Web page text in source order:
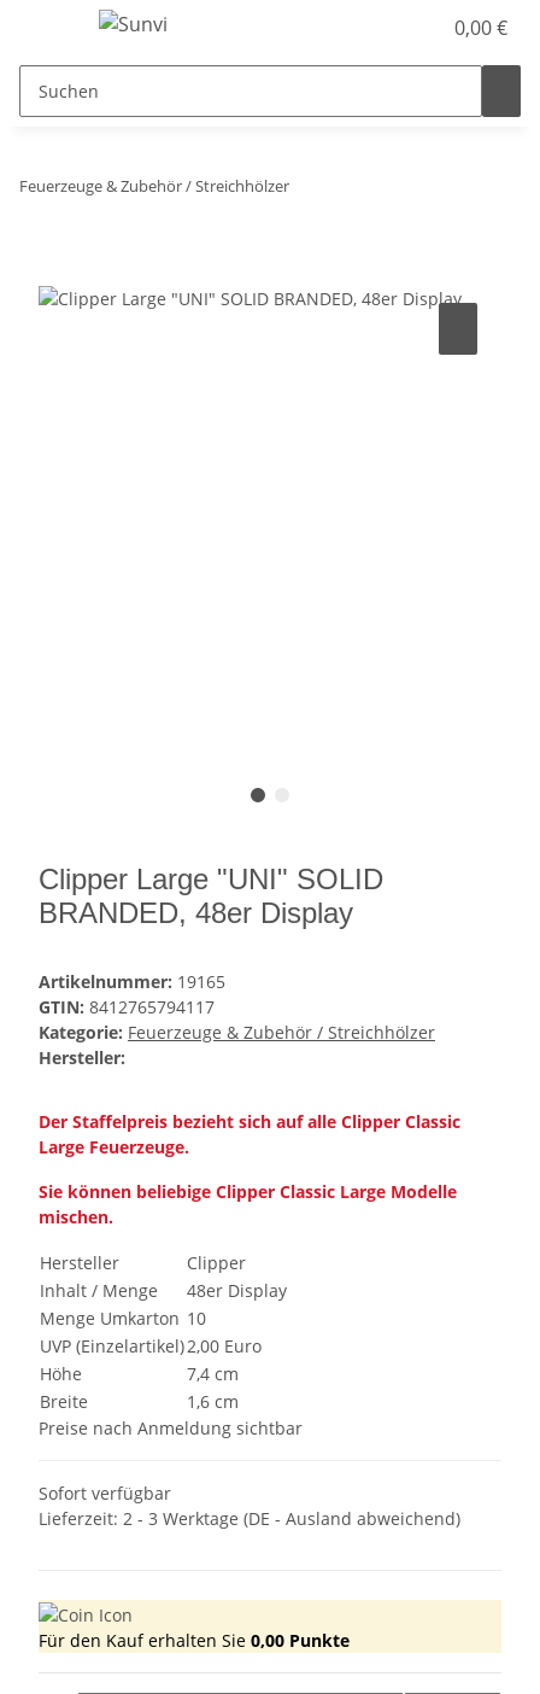
0,00 €
Feuerzeuge & Zubehör / Streichhölzer
Clipper Large "UNI" SOLID
BRANDED, 48er Display
Artikelnummer: 19165
GTIN: 8412765794117
Kategorie: Feuerzeuge & Zubehör / Streichhölzer
Hersteller:
Der Staffelpreis bezieht sich auf alle Clipper Classic
Large Feuerzeuge.
Sie können beliebige Clipper Classic Large Modelle
mischen.
Hersteller
Clipper
Inhalt / Menge
48er Display
Menge Umkarton 10
UVP (Einzelartikel)2,00 Euro
Höhe
7,4 cm
Breite
1,6 cm
Preise nach Anmeldung sichtbar
Sofort verfügbar
Lieferzeit: 2 - 3 Werktage (DE - Ausland abweichend)
Für den Kauf erhalten Sie 0,00 Punkte